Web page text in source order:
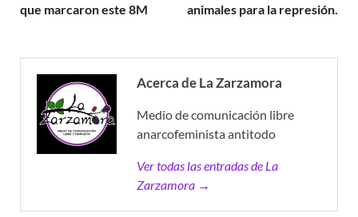
que marcaron este 8M
animales para la represión.
Acerca de La Zarzamora
Medio de comunicación libre
anarcofeminista antitodo
Ver todas las entradas de La
Zarzamora →